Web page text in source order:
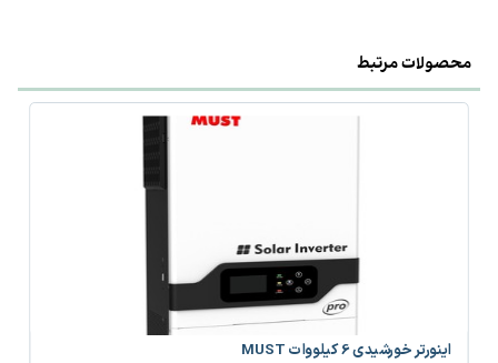
محصولات مرتبط
اینورتر خورشیدی 6 کیلووات MUST